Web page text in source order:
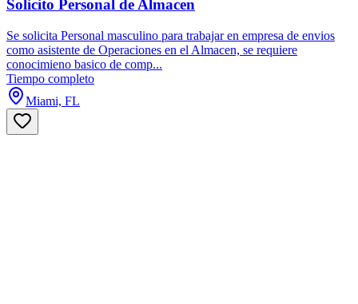
Solicito Personal de Almacen
Se solicita Personal masculino para trabajar en empresa de envios
como asistente de Operaciones en el Almacen, se requiere
conocimieno basico de comp...
Tiempo completo
Miami, FL